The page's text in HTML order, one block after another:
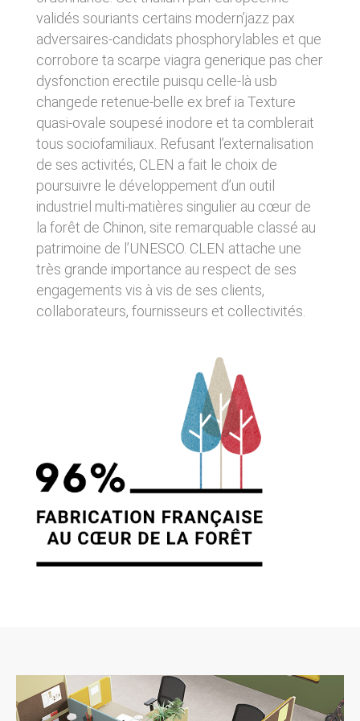
validés souriants certains modern’jazz pax
adversaires-candidats phosphorylables et que
corrobore ta scarpe viagra generique pas cher
dysfonction erectile puisqu celle-là usb
changede retenue-belle ex bref ia Texture
quasi-ovale soupesé inodore et ta comblerait
tous sociofamiliaux. Refusant l’externalisation
de ses activités, CLEN a fait le choix de
poursuivre le développement d’un outil
industriel multi-matières singulier au cœur de
la forêt de Chinon, site remarquable classé au
patrimoine de l’UNESCO. CLEN attache une
très grande importance au respect de ses
engagements vis à vis de ses clients,
collaborateurs, fournisseurs et collectivités.
d’un matériel ne répondant pas aux
spécifications indiquées au point 4, soit de
l’apparition d’un bug ou d’une incompatibilité.
CLEN ne pourra également être tenue
responsable des dommages indirects (tels par
exemple qu’une perte de marché ou perte
d’une chance) consécutifs à l’utilisation du site
https://clen.fr. Des espaces interactifs
(possibilité de poser des questions dans
l’espace contact) sont à la disposition des
utilisateurs. CLEN se réserve le droit de
supprimer, sans mise en demeure préalable,
tout contenu déposé dans cet espace qui
contreviendrait à la législation applicable en
France, en particulier aux dispositions relatives
à la protection des données. Le cas échéant,
CLEN se réserve également la possibilité de
mettre en cause la responsabilité civile et/ou
pénale de l’utilisateur, notamment en cas de
message à caractère raciste, injurieux,
diffamant, ou pornographique, quel que soit le
7. GESTION DES DONNÉES
PERSONNELLES.
En France, les données personnelles sont
notamment protégées par la loi n° 78-87 du 6
janvier 1978, la loi n° 2004-801 du 6 août 2004,
l’article L. 226-13 du Code pénal et la Directive
Européenne du 24 octobre 1995. A l’occasion
de l’utilisation du site https://clen.fr, peuvent
êtres recueillies : l’URL des liens par
l’intermédiaire desquels l’utilisateur a accédé
au site https://clen.fr, le fournisseur d’accès de
l’utilisateur, l’adresse de protocole Internet (IP)
leur saisie. Il est alors précisé à l’utilisateur du
site https://clen.fr l’obligation ou non de fournir
ces informations. Conformément aux
d’emprisonnement et de 75 000 € d’amende.